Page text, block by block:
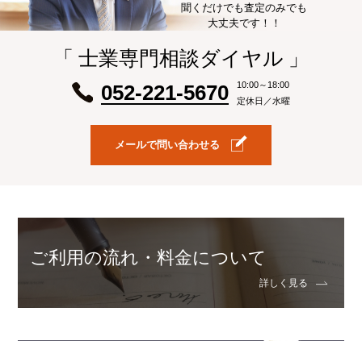
聞くだけでも査定のみでも
大丈夫です！！
「 士業専門相談ダイヤル 」
052-221-5670
10:00～18:00
定休日／水曜
メールで問い合わせる
ご利用の流れ・料金について
詳しく見る